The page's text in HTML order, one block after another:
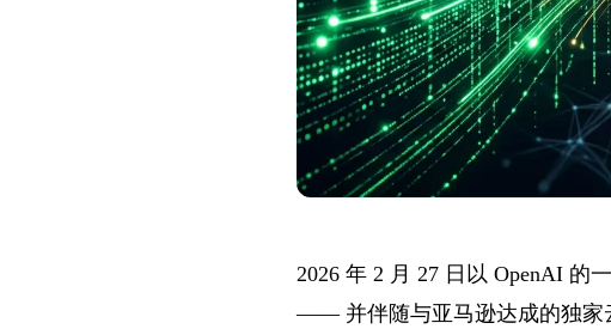
2026 年 2 月 27 日以 OpenAI
—— 并伴随与亚马逊达成的独家